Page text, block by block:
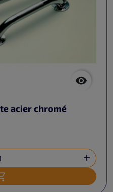

acier chromé

au panier